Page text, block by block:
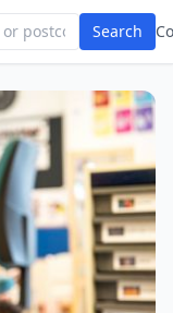
Search